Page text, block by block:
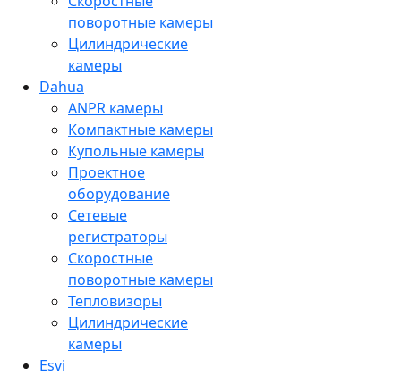
поворотные камеры
Цилиндрические
камеры
Dahua
ANPR камеры
Компактные камеры
Купольные камеры
Проектное
оборудование
Сетевые
регистраторы
Скоростные
поворотные камеры
Тепловизоры
Цилиндрические
камеры
Esvi